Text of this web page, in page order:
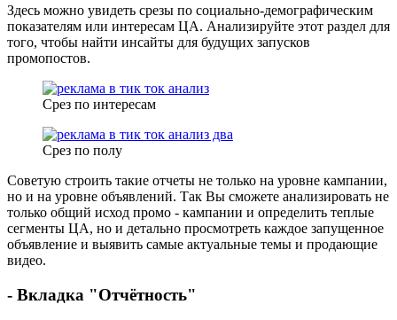
Здесь можно увидеть срезы по социально-демографическим
показателям или интересам ЦА. Анализируйте этот раздел для
того, чтобы найти инсайты для будущих запусков
промопостов.
Срез по интересам
Срез по полу
Советую строить такие отчеты не только на уровне кампании,
но и на уровне объявлений. Так Вы сможете анализировать не
только общий исход промо - кампании и определить теплые
сегменты ЦА, но и детально просмотреть каждое запущенное
объявление и выявить самые актуальные темы и продающие
видео.
- Вкладка "Отчётность"